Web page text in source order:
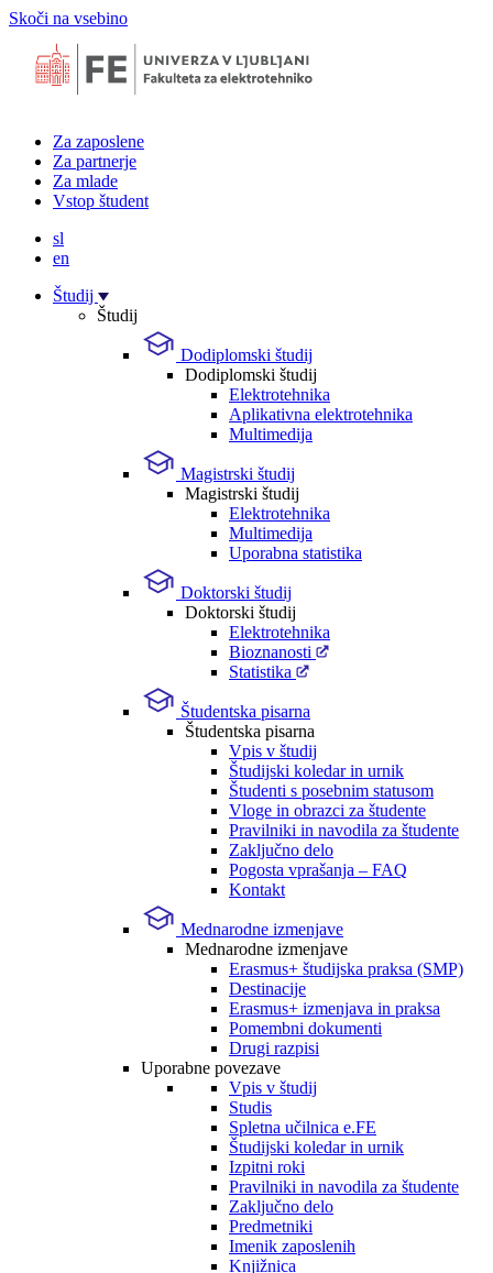
Skoči na vsebino
Za zaposlene
Za partnerje
Za mlade
Vstop študent
sl
en
Študij
Študij
Dodiplomski študij
Dodiplomski študij
Elektrotehnika
Aplikativna elektrotehnika
Multimedija
Magistrski študij
Magistrski študij
Elektrotehnika
Multimedija
Uporabna statistika
Doktorski študij
Doktorski študij
Elektrotehnika
Bioznanosti
Statistika
Študentska pisarna
Študentska pisarna
Vpis v študij
Študijski koledar in urnik
Študenti s posebnim statusom
Vloge in obrazci za študente
Pravilniki in navodila za študente
Zaključno delo
Pogosta vprašanja – FAQ
Kontakt
Mednarodne izmenjave
Mednarodne izmenjave
Erasmus+ študijska praksa (SMP)
Destinacije
Erasmus+ izmenjava in praksa
Pomembni dokumenti
Drugi razpisi
Uporabne povezave
Vpis v študij
Studis
Spletna učilnica e.FE
Študijski koledar in urnik
Izpitni roki
Pravilniki in navodila za študente
Zaključno delo
Predmetniki
Imenik zaposlenih
Knjižnica